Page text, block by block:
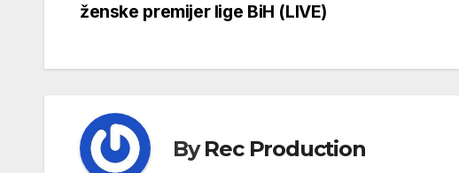
ženske premijer lige BiH (LIVE)
ByRec Production